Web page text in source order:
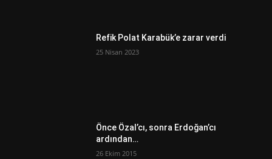
Refik Polat Karabük’e zarar verdi
25 Nisan 2023
Önce Özal’cı, sonra Erdoğan’cı
ardından…
26 Ekim 2015